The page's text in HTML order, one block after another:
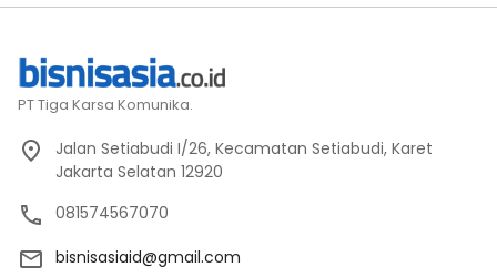
PT Tiga Karsa Komunika.
Jalan Setiabudi I/26, Kecamatan Setiabudi, Karet
Jakarta Selatan 12920
081574567070
bisnisasiaid@gmail.com